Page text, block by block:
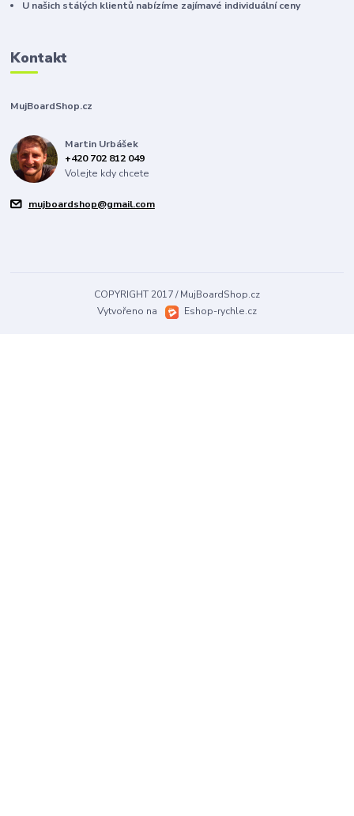
U našich stálých klientů nabízíme zajímavé individuální ceny
Kontakt
MujBoardShop.cz
Martin Urbášek
+420 702 812 049
Volejte kdy chcete
mujboardshop@gmail.com
COPYRIGHT 2017 / MujBoardShop.cz
Vytvořeno na
Eshop-rychle.cz